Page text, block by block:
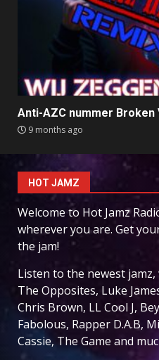
Anti-AZC nummer
9 months ago
HOT JAMZ
Welcome to Hot Jamz
wherever you are. Get
the jam!
Listen to the newest
The Opposites, Luke
Chris Brown, LL Cool J,
Fabolous, Rapper D.A.B,
Cassie, The Game and